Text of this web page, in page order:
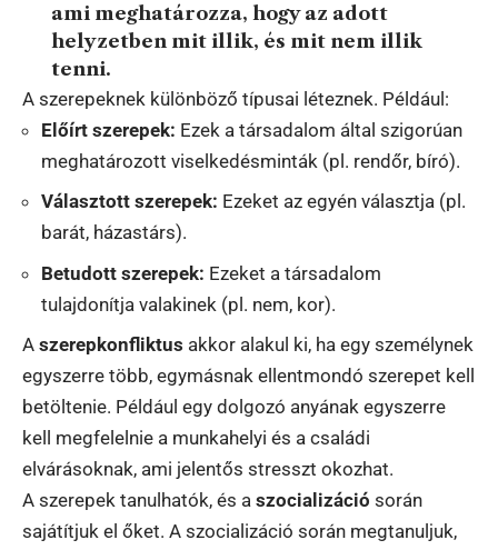
ami meghatározza, hogy az adott
helyzetben mit illik, és mit nem illik
tenni.
A szerepeknek különböző típusai léteznek. Például:
Előírt szerepek: Ezek a társadalom által szigorúan
meghatározott viselkedésminták (pl. rendőr, bíró).
Választott szerepek: Ezeket az egyén választja (pl.
barát, házastárs).
Betudott szerepek: Ezeket a társadalom
tulajdonítja valakinek (pl. nem, kor).
A szerepkonfliktus akkor alakul ki, ha egy személynek
egyszerre több, egymásnak ellentmondó szerepet kell
betöltenie. Például egy dolgozó anyának egyszerre
kell megfelelnie a munkahelyi és a családi
elvárásoknak, ami jelentős stresszt okozhat.
A szerepek tanulhatók, és a szocializáció során
sajátítjuk el őket. A szocializáció során megtanuljuk,